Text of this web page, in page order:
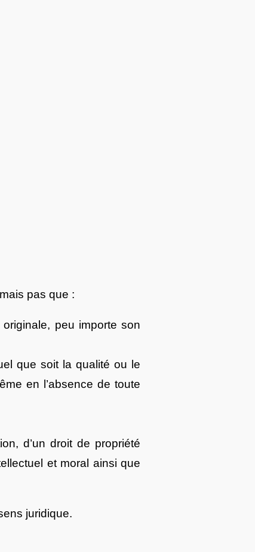
pas que :
peu importe son
que soit la qualité ou le
en l’absence de toute
d’un droit de propriété
et moral ainsi que
juridique.